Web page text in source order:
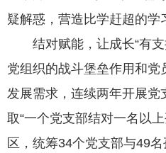
疑解惑，营造比学赶超的学
结对赋能，让成长“有
党组织的战斗堡垒作用和
发展需求，连续两年开展
取“一个党支部结对一名以
区，统筹34个党支部与49